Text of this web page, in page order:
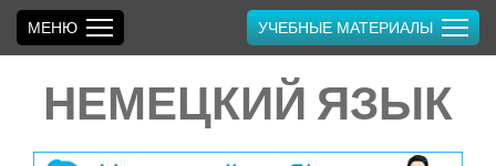
НЕМЕЦКИЙ ЯЗЫК
МЕНЮ УЧЕБНЫЕ МАТЕРИАЛЫ